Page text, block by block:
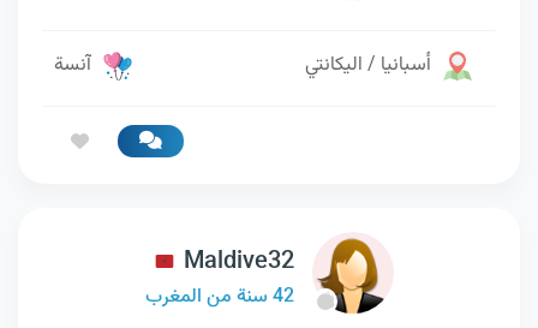
أسبانيا / اليكانتي آنسة
Maldive32
42 سنة من المغرب